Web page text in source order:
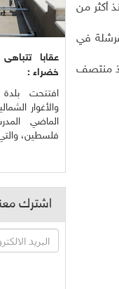
أكثر من
في
منتصف
عقابا
خضراء :
افتتحت
والأغوار
الماضي
فلسطين،
اشترك